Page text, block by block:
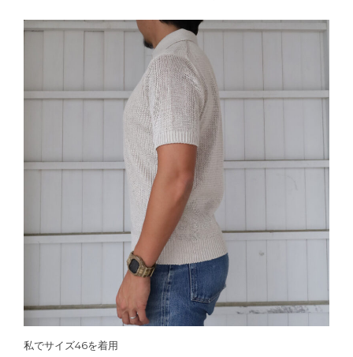
私でサイズ46を着用